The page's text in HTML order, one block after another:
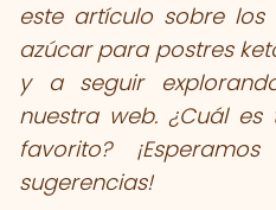
este artículo sobre los
azúcar para postres
y a seguir
nuestra web. ¿Cuál
favorito?
sugerencias!